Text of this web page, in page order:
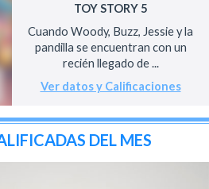
TOY STORY 5
Cuando Woody, Buzz, Jessie y la
pandilla se encuentran con un
recién llegado de ...
Ver datos y Calificaciones
DEL MES